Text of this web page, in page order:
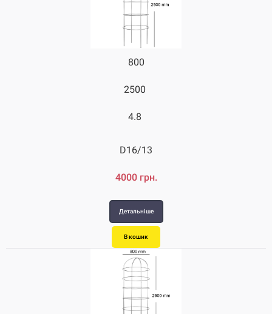
800
2500
4.8
D16/13
4000 грн.
Детальніше
В кошик